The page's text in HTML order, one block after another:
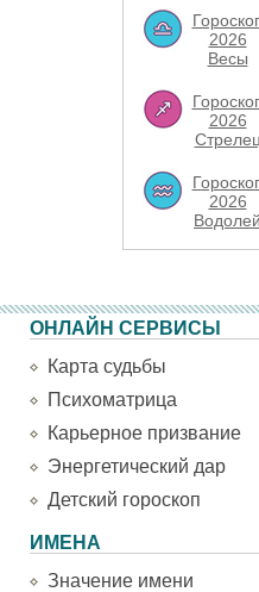
2026
Весы
2026
Стрелец
2026
Водолей
ОНЛАЙН СЕРВИСЫ
Карта судьбы
Психоматрица
Карьерное призвание
Энергетический дар
Детский гороскоп
ИМЕНА
Значение имени